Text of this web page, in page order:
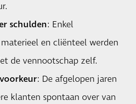
schulden: Enkel
en cliënteel werden
de vennootschap zelf.
: De afgelopen jaren
klanten spontaan over van